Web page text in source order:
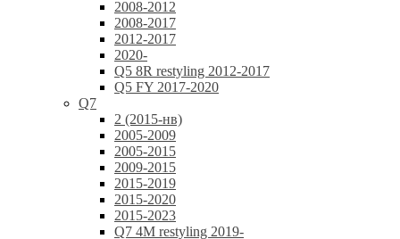
2008-2012
2008-2017
2012-2017
2020-
Q5 8R restyling 2012-2017
Q5 FY 2017-2020
Q7
2 (2015-нв)
2005-2009
2005-2015
2009-2015
2015-2019
2015-2020
2015-2023
Q7 4M restyling 2019-